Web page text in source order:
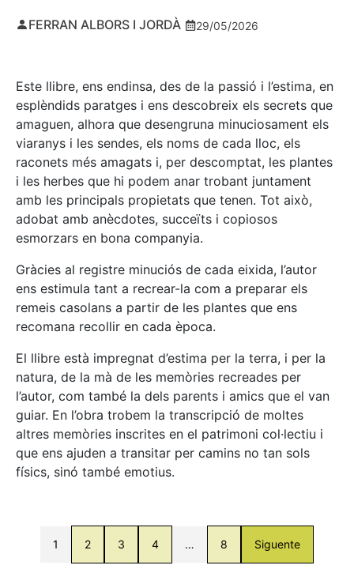
FERRAN ALBORS I JORDÀ 29/05/2026
Este llibre, ens endinsa, des de la passió i l’estima, en
esplèndids paratges i ens descobreix els secrets que
amaguen, alhora que desengruna minuciosament els
viaranys i les sendes, els noms de cada lloc, els
raconets més amagats i, per descomptat, les plantes
i les herbes que hi podem anar trobant juntament
amb les principals propietats que tenen. Tot això,
adobat amb anècdotes, succeïts i copiosos
esmorzars en bona companyia.
Gràcies al registre minuciós de cada eixida, l’autor
ens estimula tant a recrear-la com a preparar els
remeis casolans a partir de les plantes que ens
recomana recollir en cada època.
El llibre està impregnat d’estima per la terra, i per la
natura, de la mà de les memòries recreades per
l’autor, com també la dels parents i amics que el van
guiar. En l’obra trobem la transcripció de moltes
altres memòries inscrites en el patrimoni col·lectiu i
que ens ajuden a transitar per camins no tan sols
físics, sinó també emotius.
1 2 3 4 … 8 Siguente